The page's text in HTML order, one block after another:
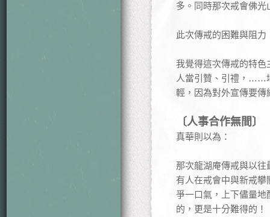
多。同時那次戒會佛
此次傳戒的困難與阻
我覺得這次傳戒的特
人當引贊、引禮，……
輕，因為對外宣傳要
〔人事合作無間〕
真華則以為：
那次龍湖庵傳戒與以
有人在戒會中與新戒
爭一口氣，上下儘量
的，更是十分難得的！